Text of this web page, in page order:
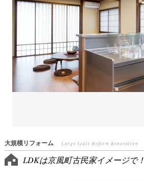
大規模リフォーム Large Scale Reform Renovation
LDKは京風町古民家イメージで！